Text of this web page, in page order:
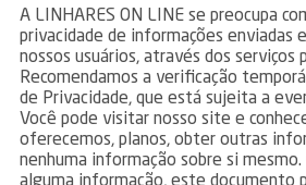
A LINHARES ON LINE se preocupa
privacidade de informações enviadas
nossos usuários, através dos serviços
Recomendamos a verificação
de Privacidade, que está sujeita a
Você pode visitar nosso site e
oferecemos, planos, obter outras
nenhuma informação sobre si mesmo.
alguma informação, este documento